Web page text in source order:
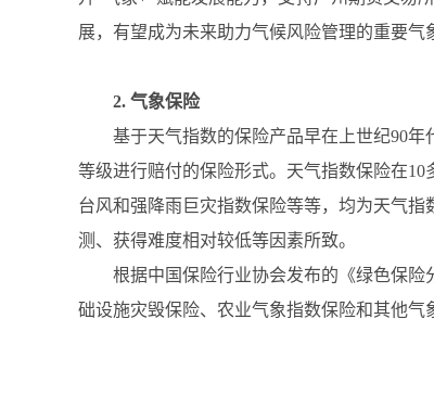
展，有望成为未来助力气候风险管理的重要气
2. 气象保险
基于天气指数的保险产品早在上世纪90
等级进行赔付的保险形式。天气指数保险在
台风和强降雨巨灾指数保险等等，均为天气
测、获得难度相对较低等因素所致。
根据中国保险行业协会发布的《绿色保
础设施灾毁保险、农业气象指数保险和其他气